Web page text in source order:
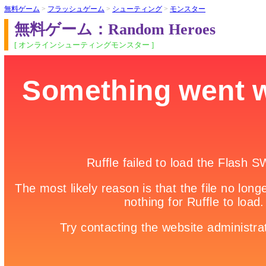
無料ゲーム > フラッシュゲーム > シューティング > モンスター
無料ゲーム：Random Heroes
[ オンラインシューティングモンスター ]